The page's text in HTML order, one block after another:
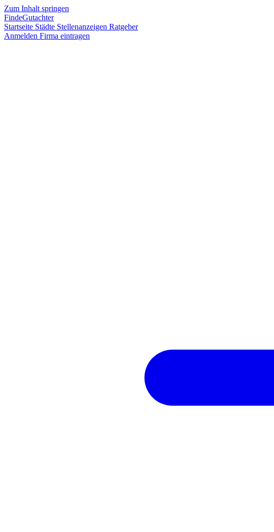
Zum Inhalt springen
FindeGutachter
Startseite Städte Stellenanzeigen Ratgeber
Anmelden Firma eintragen